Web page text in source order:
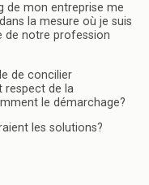
de mon entreprise me
la mesure où je suis
de notre profession
de concilier
respect de la
le démarchage?
les solutions?